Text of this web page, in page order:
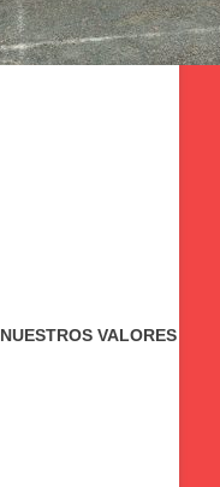
NUESTROS VALORES